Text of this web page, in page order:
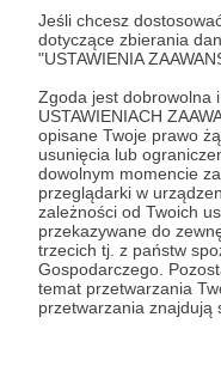
Jeśli chcesz
dotyczące zbierania
"USTAWIENIA
Zgoda jest dobrowolna
USTAWIENIACH
opisane Twoje prawo
usunięcia lub
dowolnym momencie
przeglądarki w
zależności od Twoich
przekazywane do
trzecich tj. z państw
Gospodarczego.
temat przetwarzania
przetwarzania znajdują
* Zapoznałem się i
Prywatności
* Wyrażam zgodę na
osobowych podanych
prawidłowego
Wyrażam zgodę na
informacji
zmieniona w